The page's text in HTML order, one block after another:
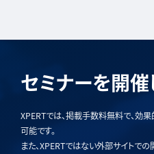
セミナーを開催
XPERTでは、掲載手数料無料で、効
可能です。
また、XPERTではない外部サイトで